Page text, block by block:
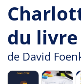
du livre
de David